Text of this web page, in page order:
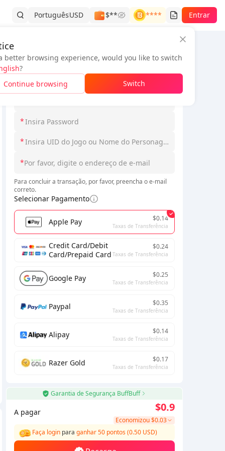
PortuguêsUSD $** **** Entrar
Informações do pedido
*Selecione Loginmodel
*
*
*
Para concluir a transação, por favor, preencha o e-mail
correto.
Selecionar Pagamento
Apple Pay $0.14
Taxas de Transferência
Credit Card/Debit
Card/Prepaid Card
$0.24
Taxas de Transferência
Google Pay $0.25
Taxas de Transferência
Paypal $0.35
Taxas de Transferência
Alipay $0.14
Taxas de Transferência
Razer Gold $0.17
Taxas de Transferência
Garantia de Segurança BuffBuff
A pagar
Economizou$0.03
$0.9
Faça login para ganhar 50 pontos (0.50 USD)
better browsing experience, would you like to switch
?
Continue browsing
Switch